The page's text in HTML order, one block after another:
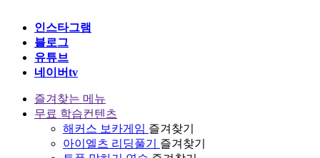
인스타그램
블로그
유튜브
네이버tv
즐겨찾는 메뉴
무료 학습컨텐츠
해커스 보카게임 즐겨찾기
아이엘츠 리딩풀기
즐겨찾기